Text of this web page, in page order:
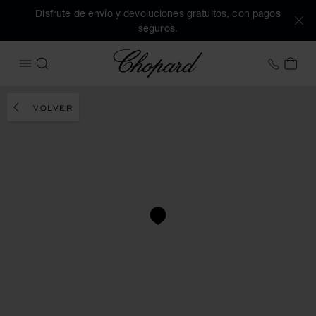
Disfrute de envío y devoluciones gratuitos, con pagos
seguros.
ABRIR MENÚ
BUSCAR
Chopard +34
MI
VOLVER